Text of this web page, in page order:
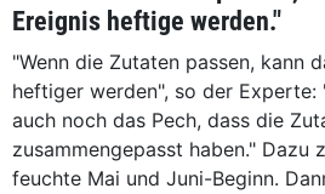
Ereignis heftige werden."
"Wenn die Zutaten passen, kann
heftiger werden", so der Experte:
auch noch das Pech, dass die
zusammengepasst haben." Dazu
feuchte Mai und Juni-Beginn.